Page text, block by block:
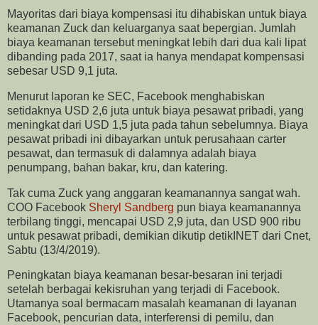
Mayoritas dari biaya kompensasi itu dihabiskan untuk biaya
keamanan Zuck dan keluarganya saat bepergian. Jumlah
biaya keamanan tersebut meningkat lebih dari dua kali lipat
dibanding pada 2017, saat ia hanya mendapat kompensasi
sebesar USD 9,1 juta.
Menurut laporan ke SEC, Facebook menghabiskan
setidaknya USD 2,6 juta untuk biaya pesawat pribadi, yang
meningkat dari USD 1,5 juta pada tahun sebelumnya. Biaya
pesawat pribadi ini dibayarkan untuk perusahaan carter
pesawat, dan termasuk di dalamnya adalah biaya
penumpang, bahan bakar, kru, dan katering.
Tak cuma Zuck yang anggaran keamanannya sangat wah.
COO Facebook Sheryl Sandberg pun biaya keamanannya
terbilang tinggi, mencapai USD 2,9 juta, dan USD 900 ribu
untuk pesawat pribadi, demikian dikutip detikINET dari Cnet,
Sabtu (13/4/2019).
Peningkatan biaya keamanan besar-besaran ini terjadi
setelah berbagai kekisruhan yang terjadi di Facebook.
Utamanya soal bermacam masalah keamanan di layanan
Facebook, pencurian data, interferensi di pemilu, dan